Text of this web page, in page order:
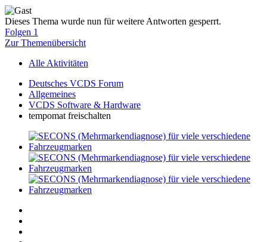
Dieses Thema wurde nun für weitere Antworten gesperrt.
Folgen 1
Zur Themenübersicht
Alle Aktivitäten
Deutsches VCDS Forum
Allgemeines
VCDS Software & Hardware
tempomat freischalten